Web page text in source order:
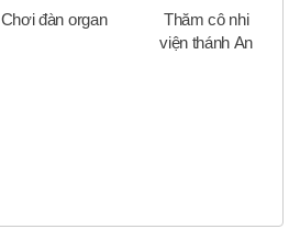
Chơi đàn organ
Thăm cô nhi
viện thánh An